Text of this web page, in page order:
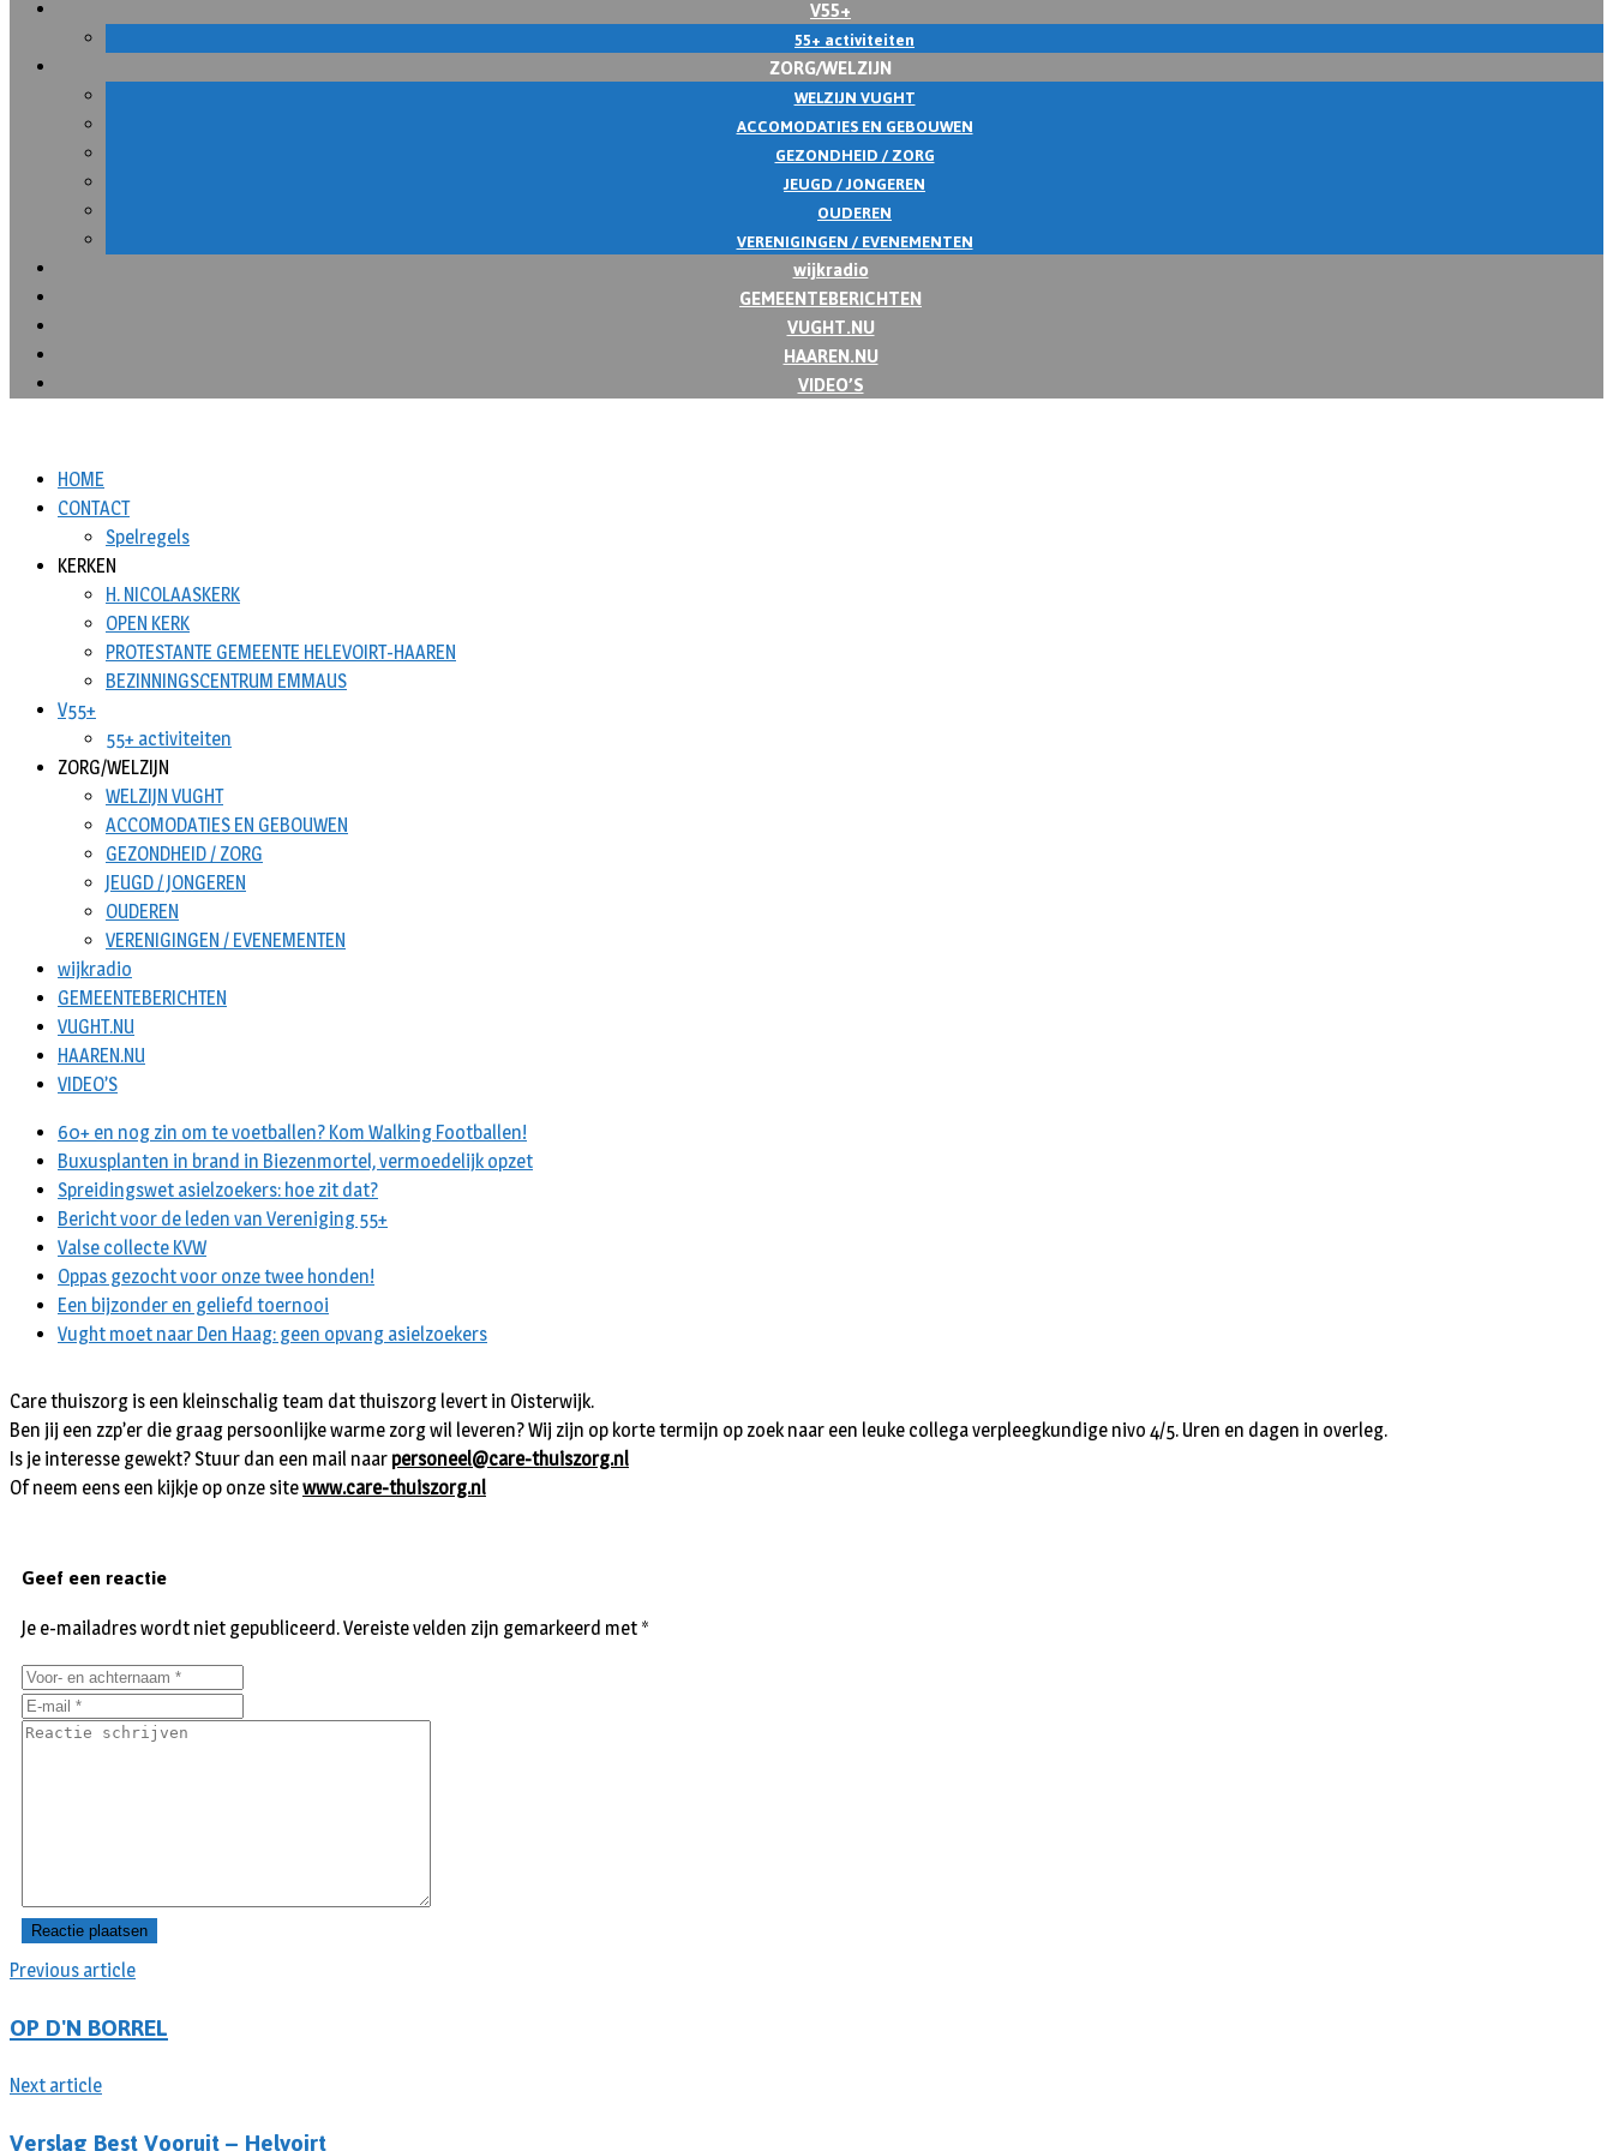
V55+
55+ activiteiten
ZORG/WELZIJN
WELZIJN VUGHT
ACCOMODATIES EN GEBOUWEN
GEZONDHEID / ZORG
JEUGD / JONGEREN
OUDEREN
VERENIGINGEN / EVENEMENTEN
wijkradio
GEMEENTEBERICHTEN
VUGHT.NU
HAAREN.NU
VIDEO’S
HOME
CONTACT
Spelregels
KERKEN
H. NICOLAASKERK
OPEN KERK
PROTESTANTE GEMEENTE HELEVOIRT-HAAREN
BEZINNINGSCENTRUM EMMAUS
V55+
55+ activiteiten
ZORG/WELZIJN
WELZIJN VUGHT
ACCOMODATIES EN GEBOUWEN
GEZONDHEID / ZORG
JEUGD / JONGEREN
OUDEREN
VERENIGINGEN / EVENEMENTEN
wijkradio
GEMEENTEBERICHTEN
VUGHT.NU
HAAREN.NU
VIDEO’S
60+ en nog zin om te voetballen? Kom Walking Footballen!
Buxusplanten in brand in Biezenmortel, vermoedelijk opzet
Spreidingswet asielzoekers: hoe zit dat?
Bericht voor de leden van Vereniging 55+
Valse collecte KVW
Oppas gezocht voor onze twee honden!
Een bijzonder en geliefd toernooi
Vught moet naar Den Haag: geen opvang asielzoekers
Care thuiszorg is een kleinschalig team dat thuiszorg levert in Oisterwijk.
Ben jij een zzp’er die graag persoonlijke warme zorg wil leveren? Wij zijn op korte termijn op zoek naar een leuke collega verpleegkundige nivo 4/5. Uren en dagen in overleg.
Is je interesse gewekt? Stuur dan een mail naar personeel@care-thuiszorg.nl
Of neem eens een kijkje op onze sitewww.care-thuiszorg.nl
Previous article
OP D'N BORREL
Next article
Geef een reactie
Je e-mailadres wordt niet gepubliceerd.Vereiste velden zijn gemarkeerd met *